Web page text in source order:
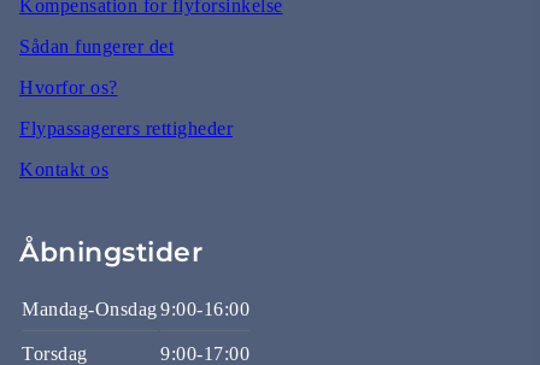
Kompensation for flyforsinkelse
Sådan fungerer det
Hvorfor os?
Flypassagerers rettigheder
Kontakt os
Åbningstider
Mandag-Onsdag9:00-16:00
Torsdag 9:00-17:00